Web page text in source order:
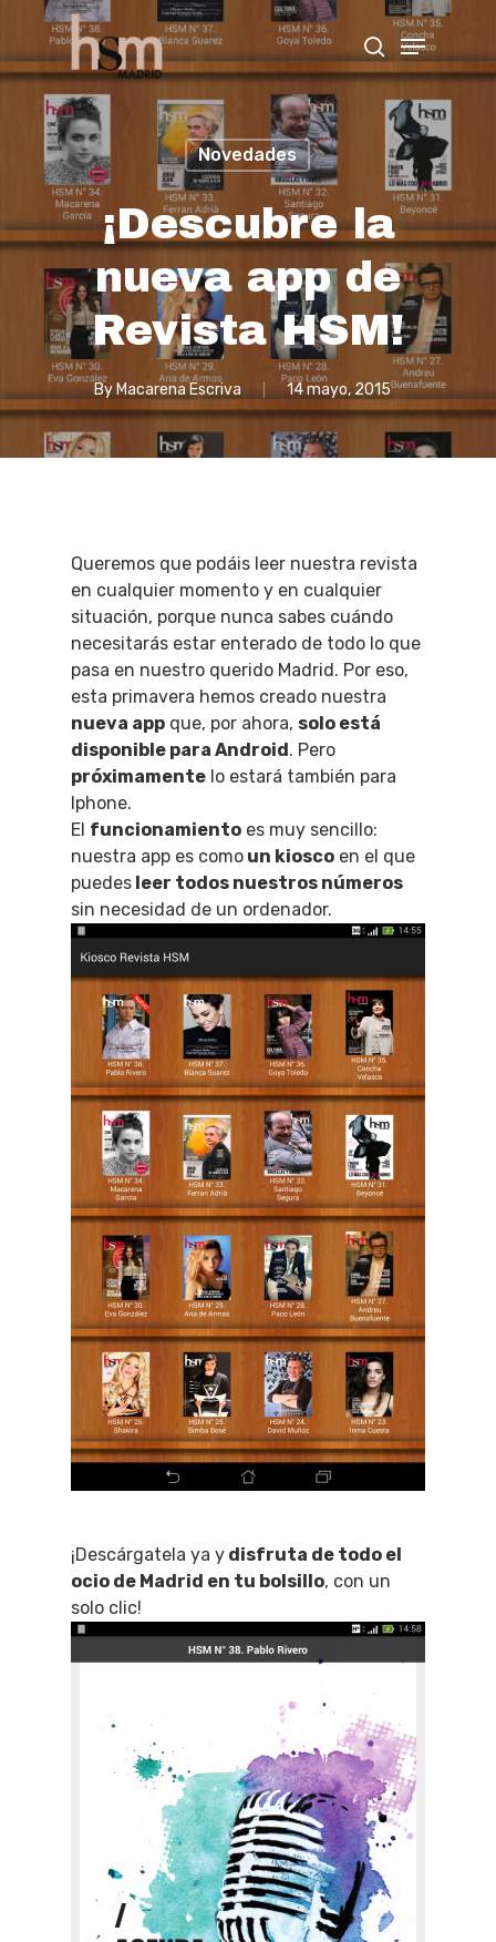
Hit enter to search or ESC to close
Novedades
¡Descubre la
nueva app de
Revista HSM!
By Macarena Escriva 14 mayo, 2015
Queremos que podáis leer nuestra revista
en cualquier momento y en cualquier
situación, porque nunca sabes cuándo
necesitarás estar enterado de todo lo que
pasa en nuestro querido Madrid. Por eso,
esta primavera hemos creado nuestra
nueva app que, por ahora, solo está
disponible para Android. Pero
próximamente lo estará también para
Iphone.
El funcionamiento es muy sencillo:
nuestra app es como un kiosco en el que
puedes leer todos nuestros números
sin necesidad de un ordenador.
¡Descárgatela ya y disfruta de todo el
ocio de Madrid en tu bolsillo, con un
solo clic!